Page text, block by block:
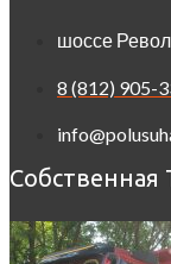
шоссе
8 (812) 905-
Собственная